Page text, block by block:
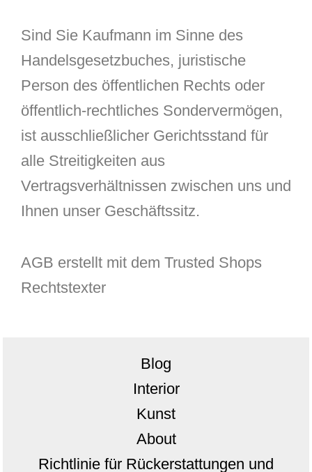
Sind Sie Kaufmann im Sinne des
Handelsgesetzbuches, juristische
Person des öffentlichen Rechts oder
öffentlich-rechtliches Sondervermögen,
ist ausschließlicher Gerichtsstand für
alle Streitigkeiten aus
Vertragsverhältnissen zwischen uns und
Ihnen unser Geschäftssitz.
AGB erstellt mit dem Trusted Shops
Rechtstexter
Blog
Interior
Kunst
About
Richtlinie für Rückerstattungen und